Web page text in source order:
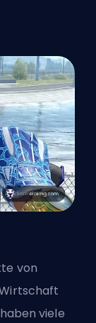
von
viele